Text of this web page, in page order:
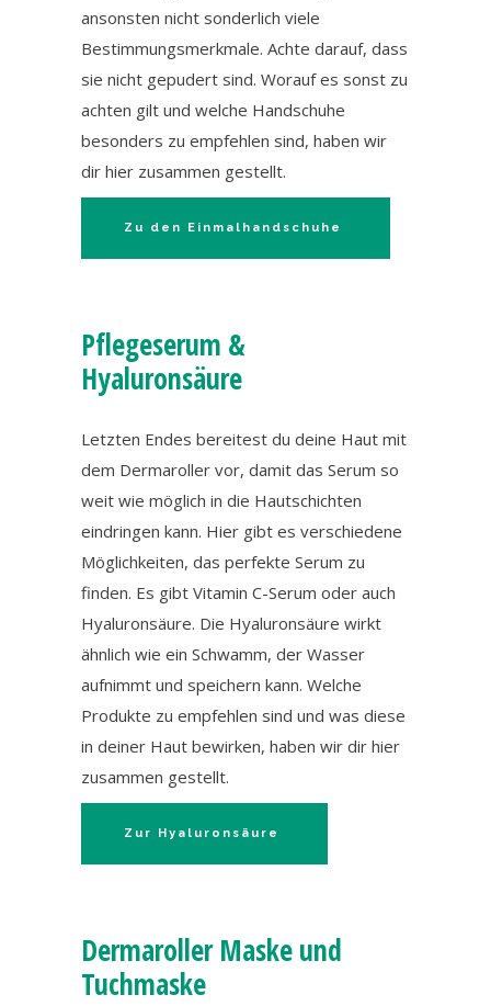
ansonsten nicht sonderlich viele
Bestimmungsmerkmale. Achte darauf, dass
sie nicht gepudert sind. Worauf es sonst zu
achten gilt und welche Handschuhe
besonders zu empfehlen sind, haben wir
dir hier zusammen gestellt.
Zu den Einmalhandschuhe
Pflegeserum &
Hyaluronsäure
Letzten Endes bereitest du deine Haut mit
dem Dermaroller vor, damit das Serum so
weit wie möglich in die Hautschichten
eindringen kann. Hier gibt es verschiedene
Möglichkeiten, das perfekte Serum zu
finden. Es gibt Vitamin C-Serum oder auch
Hyaluronsäure. Die Hyaluronsäure wirkt
ähnlich wie ein Schwamm, der Wasser
aufnimmt und speichern kann. Welche
Produkte zu empfehlen sind und was diese
in deiner Haut bewirken, haben wir dir hier
zusammen gestellt.
Zur Hyaluronsäure
Dermaroller Maske und
Tuchmaske